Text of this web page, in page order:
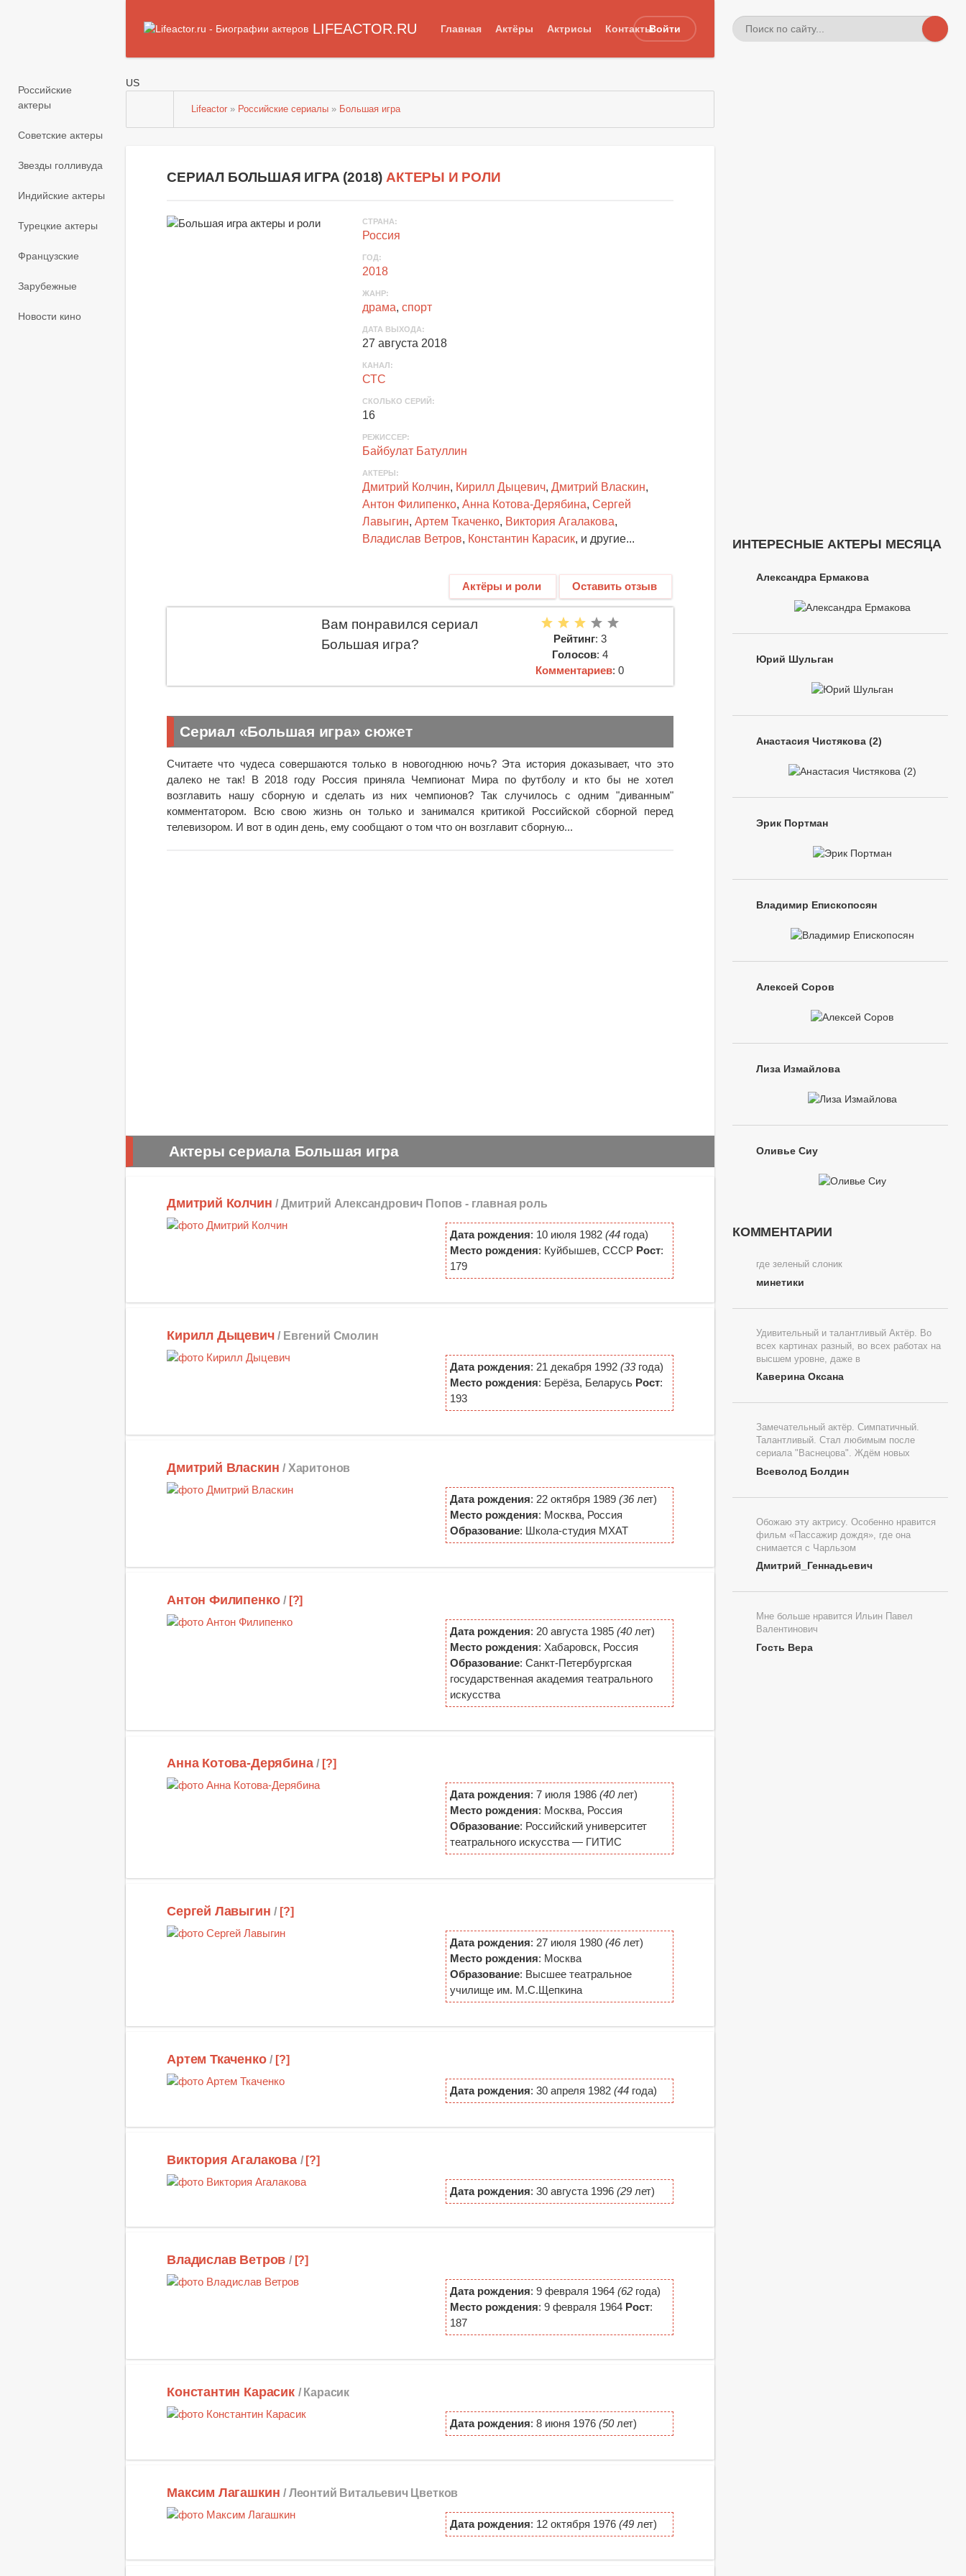
LIFEACTOR.RU Главная Актёры Актрисы КонтактыВойти
Российские
актеры
Советские актеры
Звезды голливуда
Индийские актеры
Турецкие актеры
Французские
Зарубежные
Новости кино
US
Lifeactor » Российские сериалы » Большая игра
СЕРИАЛ БОЛЬШАЯ ИГРА (2018) АКТЕРЫ И РОЛИ
СТРАНА:
Россия
ГОД:
2018
ЖАНР:
драма, спорт
ДАТА ВЫХОДА:
27 августа 2018
КАНАЛ:
СТС
СКОЛЬКО СЕРИЙ:
16
РЕЖИССЕР:
Байбулат Батуллин
АКТЕРЫ:
Дмитрий Колчин, Кирилл Дыцевич, Дмитрий Власкин,
Антон Филипенко, Анна Котова-Дерябина, Сергей
Лавыгин, Артем Ткаченко, Виктория Агалакова,
Владислав Ветров, Константин Карасик, и другие...
Актёры и роли Оставить отзыв
Вам понравился сериал
Большая игра?
Рейтинг: 3
Голосов: 4
Комментариев: 0
Сериал «Большая игра» сюжет
Считаете что чудеса совершаются только в новогоднюю ночь? Эта история доказывает, что это
далеко не так! В 2018 году Россия приняла Чемпионат Мира по футболу и кто бы не хотел
возглавить нашу сборную и сделать из них чемпионов? Так случилось с одним "диванным"
комментатором. Всю свою жизнь он только и занимался критикой Российской сборной перед
телевизором. И вот в один день, ему сообщают о том что он возглавит сборную...
Актеры сериала Большая игра
Дмитрий Колчин / Дмитрий Александрович Попов - главная роль
Дата рождения: 10 июля 1982 (44года)
Место рождения: Куйбышев, СССР Рост:
179
Кирилл Дыцевич / Евгений Смолин
Дата рождения: 21 декабря 1992 (33года)
Место рождения: Берёза, Беларусь Рост:
193
Дмитрий Власкин / Харитонов
Дата рождения: 22 октября 1989 (36лет)
Место рождения: Москва, Россия
Образование: Школа-студия МХАТ
Антон Филипенко / [?]
Дата рождения: 20 августа 1985 (40лет)
Место рождения: Хабаровск, Россия
Образование: Санкт-Петербургская
государственная академия театрального
искусства
Анна Котова-Дерябина / [?]
Дата рождения: 7 июля 1986 (40лет)
Место рождения: Москва, Россия
Образование: Российский университет
театрального искусства — ГИТИС
Сергей Лавыгин / [?]
Дата рождения: 27 июля 1980 (46лет)
Место рождения: Москва
Образование: Высшее театральное
училище им. М.С.Щепкина
Артем Ткаченко / [?]
Дата рождения: 30 апреля 1982 (44года)
Виктория Агалакова / [?]
Дата рождения: 30 августа 1996 (29лет)
Владислав Ветров / [?]
Дата рождения: 9 февраля 1964 (62года)
Место рождения: 9 февраля 1964 Рост:
187
Константин Карасик / Карасик
Дата рождения: 8 июня 1976 (50лет)
Максим Лагашкин / Леонтий Витальевич Цветков
Дата рождения: 12 октября 1976 (49лет)
ИНТЕРЕСНЫЕ АКТЕРЫ МЕСЯЦА
Александра Ермакова
Юрий Шульган
Анастасия Чистякова (2)
Эрик Портман
Владимир Епископосян
Алексей Соров
Лиза Измайлова
Оливье Сиу
КОММЕНТАРИИ
где зеленый слоник
минетики
Удивительный и талантливый Актёр. Во
всех картинах разный, во всех работах на
высшем уровне, даже в
Каверина Оксана
Замечательный актёр. Симпатичный.
Талантливый. Стал любимым после
сериала "Васнецова". Ждём новых
Всеволод Болдин
Обожаю эту актрису. Особенно нравится
фильм «Пассажир дождя», где она
снимается с Чарльзом
Дмитрий_Геннадьевич
Мне больше нравится Ильин Павел
Валентинович
Гость Вера